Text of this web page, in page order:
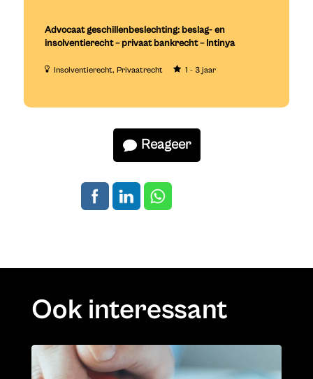
Advocaat geschillenbeslechting: beslag- en
insolventierecht – privaat bankrecht – Intinya
Insolventierecht Privaatrecht 1 - 3 jaar
Reageer
Ook interessant